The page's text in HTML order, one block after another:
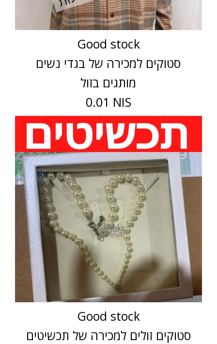
Good stock
סטוקים למכירה של בגדי נשים
מותגים בזול
0.01 NIS
Good stock
סטוקים זולים למכירה של תכשיטים